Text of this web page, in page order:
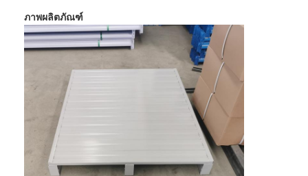
หน้าแรก
สินค้า
วิดีโอ
ภาพผลิตภัณฑ์